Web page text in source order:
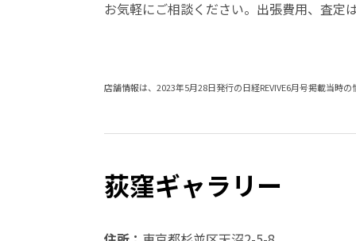
お気軽にご相談ください。出張費用、査定は
店舗情報は、2023年5月28日発行の日経REVIVE6月号掲載当時の
荻窪ギャラリー